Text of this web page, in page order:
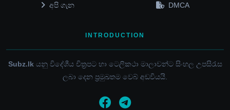
අපි ගැන DMCA
INTRODUCTION
Subz.lkයනු විදේශීය චිත්‍රපට හා ටෙලිකථා මාලාවන්ට සිංහල උපසිරැස
ලබා දෙන ප්‍රමුඛතම වෙබ් අඩවියයි.